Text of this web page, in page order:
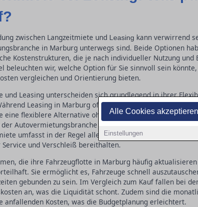
Alle Cookies akzeptieren
Einstellungen
zwischen Langzeitmiete und Leasing kann verwirrend
in Marburg unterwegs sind. Beide Optionen
Kostenstrukturen, die je nach individueller Nutzung
beleuchten wir, welche Option für Sie sinnvoll sein
vergleichen und Orientierung bieten.
und Leasing unterscheiden sich grundlegend in ihrer
Leasing in Marburg oft eine längere
eine flexiblere Alternative ohne langfristige
Autovermietungsbranche sein, die schnell auf
umfasst in der Regel alle Wartungskosten, während
Service und Verschleiß bereithalten.
die ihre Fahrzeugflotte in Marburg häufig
Sie ermöglicht es, Fahrzeuge schnell
gebunden zu sein. Im Vergleich zum Kauf fallen bei
an, was die Liquidität schont. Zudem sind die
anfallenden Kosten, was die Budgetplanung erleichtert.